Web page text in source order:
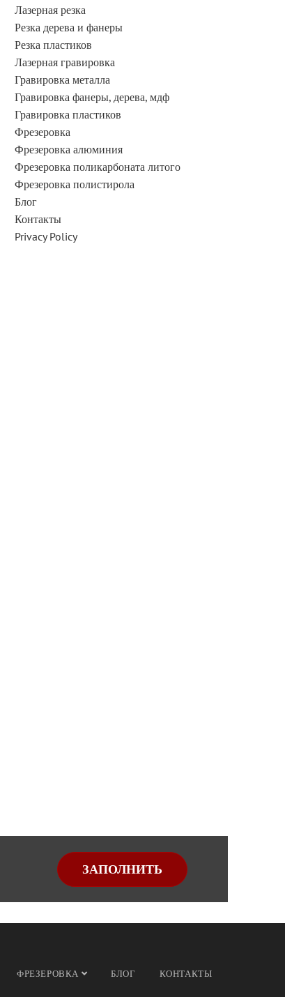
Лазерная резка
Резка дерева и фанеры
Резка пластиков
Лазерная гравировка
Гравировка металла
Гравировка фанеры, дерева, мдф
Гравировка пластиков
Фрезеровка
Фрезеровка алюминия
Фрезеровка поликарбоната литого
Фрезеровка полистирола
Блог
Контакты
Privacy Policy
ЗАПОЛНИТЬ
ФРЕЗЕРОВКА БЛОГ КОНТАКТЫ